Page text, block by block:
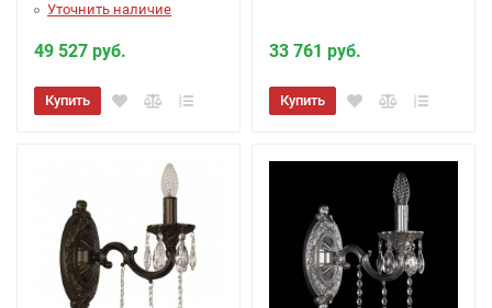
Уточнить наличие
49 527 руб.
Купить
33 761 руб.
Купить